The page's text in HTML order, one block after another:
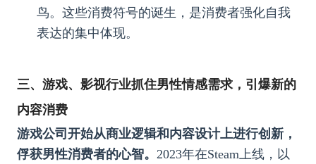
鸟。这些消费符号的诞生，是消费者强化自我
表达的集中体现。
三、游戏、影视行业抓住男性情感需求，引爆新的
内容消费
游戏公司开始从商业逻辑和内容设计上进行创新，
俘获男性消费者的心智。 2023年在Steam上线，以